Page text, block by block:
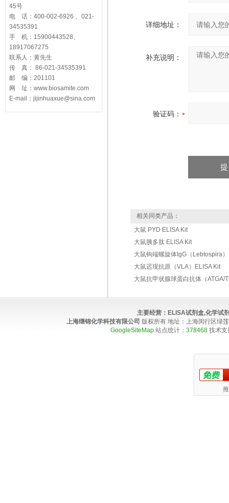
45号
电 话：400-002-6926 、021-
34535391
手 机：15900443528、
18917067275
联系人：黄先生
传 真： 86-021-34535391
邮 编：201101
网 址：www.biosamite.com
E-mail：jijinhuaxue@sina.com
详细地址：
补充说明：
验证码：
相关同类产品：
大鼠 PYD ELISA Kit
大鼠胰多肽 ELISA Kit
大鼠钩端螺旋体IgG（Lebtospira
大鼠迟现抗原（VLA）ELISA Kit
大鼠抗甲状腺球蛋白抗体（ATGA/
主要经营： ELISA试剂盒,化学试
上海继锦化学科技有限公司 版权所有 地址：上海闵行区绿
GoogleSiteMap 站点统计： 378468 技术支